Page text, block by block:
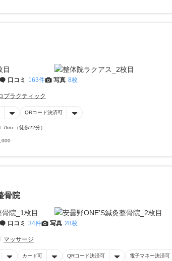
口コミ 163件 写真 8枚
プラクティック
QRコード決済可
（徒歩22分）
骨院
口コミ 34件 写真 28枚
マッサージ
カード可 QRコード決済可 電子マネー決済可